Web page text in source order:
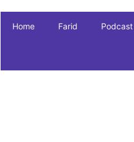
Home Farid Podcast